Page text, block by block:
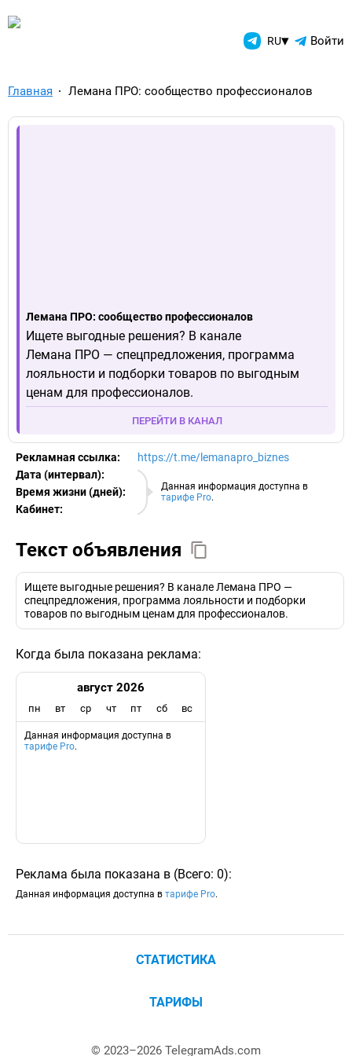
TelegramAds.com — RU▾ Войти
Главная Лемана ПРО: сообщество профессионалов
Лемана ПРО: сообщество профессионалов
Ищете выгодные решения? В канале
Лемана ПРО — спецпредложения, программа
лояльности и подборки товаров по выгодным
ценам для профессионалов.
ПЕРЕЙТИ В КАНАЛ
Рекламная ссылка: https://t.me/lemanapro_biznes
Данная информация доступна в
тарифе Pro.
Дата (интервал):
08.08.2026
Время жизни (дней):
Кабинет:
EURO
Текст объявления
Ищете выгодные решения? В канале Лемана ПРО —
спецпредложения, программа лояльности и подборки
товаров по выгодным ценам для профессионалов.
Когда была показана реклама:
август 2026
пн вт ср чт пт сб вс
Данная информация доступна в
тарифе Pro.
Реклама была показана в (Всего: 0):
Данная информация доступна в тарифе Pro.
СТАТИСТИКА
ТАРИФЫ
© 2023–2026 TelegramAds.com